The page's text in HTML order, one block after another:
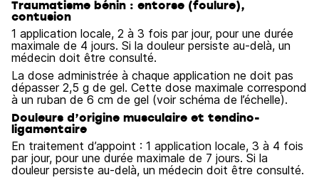
Traumatisme bénin : entorse (foulure),
contusion
1 application locale, 2 à 3 fois par jour, pour une durée
maximale de 4 jours. Si la douleur persiste au-delà, un
médecin doit être consulté.
La dose administrée à chaque application ne doit pas
dépasser 2,5 g de gel. Cette dose maximale correspond
à un ruban de 6 cm de gel (voir schéma de l’échelle).
Douleurs d’origine musculaire et tendino-
ligamentaire
En traitement d’appoint : 1 application locale, 3 à 4 fois
par jour, pour une durée maximale de 7 jours. Si la
douleur persiste au-delà, un médecin doit être consulté.